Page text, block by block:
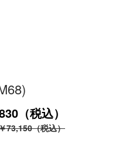
（税込）
73,150（税込）